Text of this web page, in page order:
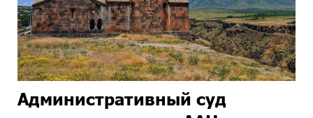
Административный суд